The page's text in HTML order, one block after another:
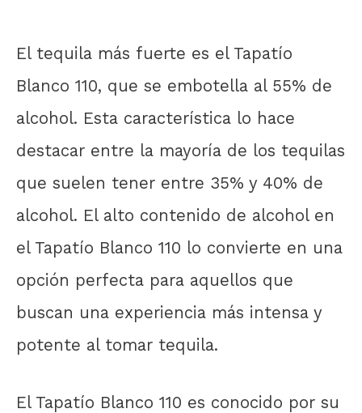
El tequila más fuerte es el Tapatío
Blanco 110, que se embotella al 55% de
alcohol. Esta característica lo hace
destacar entre la mayoría de los tequilas
que suelen tener entre 35% y 40% de
alcohol. El alto contenido de alcohol en
el Tapatío Blanco 110 lo convierte en una
opción perfecta para aquellos que
buscan una experiencia más intensa y
potente al tomar tequila.
El Tapatío Blanco 110 es conocido por su